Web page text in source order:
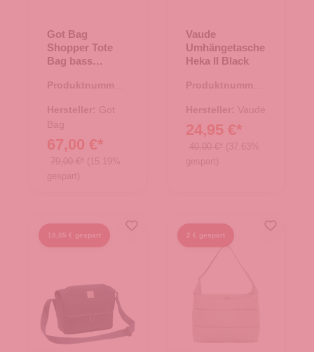
Got Bag
Shopper Tote
Bag bass
Produktnummer:
Hersteller: Got
Bag
67,00 €*
79,00 €* (15.19%
gespart)
Vaude
Umhängetasche
Heka II Black
Produktnummer:
Hersteller: Vaude
24,95 €*
40,00 €* (37.63%
gespart)
10,05 € gespart 2 € gespart